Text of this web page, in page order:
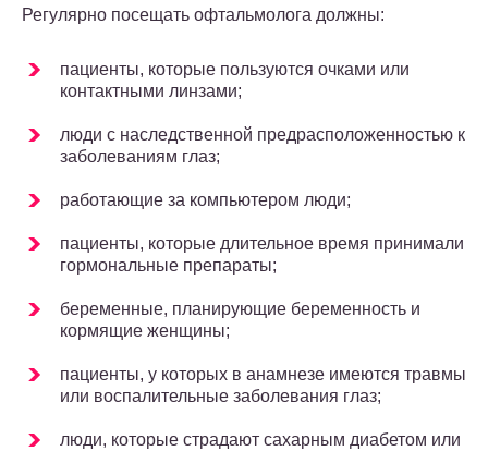
Регулярно посещать офтальмолога должны:
пациенты, которые пользуются очками или
контактными линзами;
люди с наследственной предрасположенностью к
заболеваниям глаз;
работающие за компьютером люди;
пациенты, которые длительное время принимали
гормональные препараты;
беременные, планирующие беременность и
кормящие женщины;
пациенты, у которых в анамнезе имеются травмы
или воспалительные заболевания глаз;
люди, которые страдают сахарным диабетом или